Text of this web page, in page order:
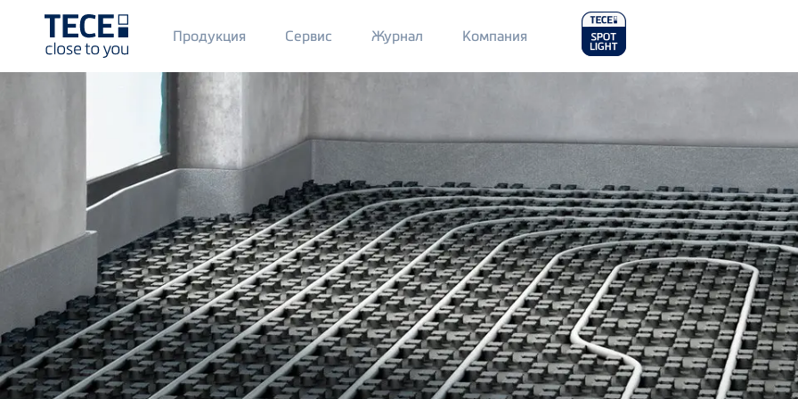
Main
Menü
1
Продукция Сервис Журнал Main
Menu
2
Компания